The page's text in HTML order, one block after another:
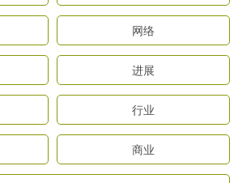
网络
进展
行业
商业